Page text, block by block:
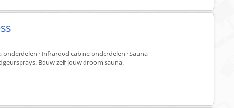
onderdelen · Infrarood cabine onderdelen · Sauna
Bouw zelf jouw droom sauna.